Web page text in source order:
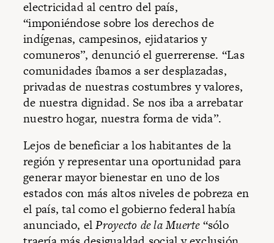
electricidad al centro del país,
“imponiéndose sobre los derechos de
indígenas, campesinos, ejidatarios y
comuneros”, denunció el guerrerense. “Las
comunidades íbamos a ser desplazadas,
privadas de nuestras costumbres y valores,
de nuestra dignidad. Se nos iba a arrebatar
nuestro hogar, nuestra forma de vida”.
Lejos de beneficiar a los habitantes de la
región y representar una oportunidad para
generar mayor bienestar en uno de los
estados con más altos niveles de pobreza en
el país, tal como el gobierno federal había
anunciado, elProyecto de la Muerte“sólo